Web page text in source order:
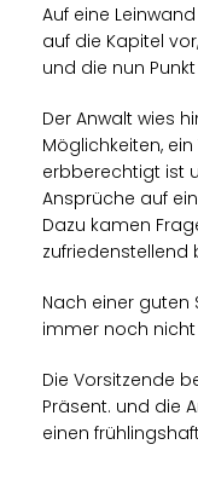
Auf eine
auf die Kapitel
und die nun
Der Anwalt wies
Möglichkeiten,
erbberechtigt ist
Ansprüche auf
Dazu kamen
zufriedenstellend
Nach einer guten
immer noch nicht
Die Vorsitzende
Präsent. und die
einen